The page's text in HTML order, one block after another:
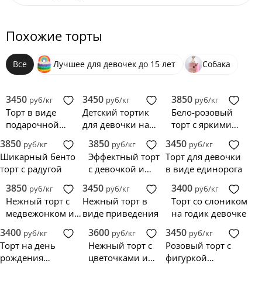
Похожие торты
Все Лучшее для девочек до 15 лет Собака
3450 руб/кг
Торт в виде
подарочной
медведем
3450 руб/кг
Детский тортик
для девочки на
год
3850 руб/кг
Бело-розовый
торт с яркими
3850 руб/кг
Шикарный бенто
торт с радугой
3850 руб/кг
Эффектный торт
с девочкой и
3450 руб/кг
Торт для девочки
в виде единорога
3850 руб/кг
Нежный торт с
медвежонком и
3450 руб/кг
Нежный торт в
виде приведения
3400 руб/кг
Торт со слоником
на годик девочке
3400 руб/кг
Торт на день
рождения
3600 руб/кг
Нежный торт с
цветочками и
3450 руб/кг
Розовый торт с
фигуркой